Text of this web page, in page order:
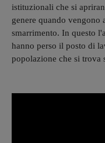
istituzionali che si
genere quando vengono
smarrimento. In questo
hanno perso il posto di
popolazione che si trova